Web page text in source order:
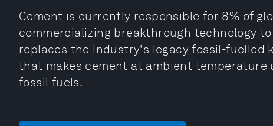
Cement is currently responsible for 8% of
commercializing breakthrough technology
replaces the industry's legacy fossil-fuelled
that makes cement at ambient
fossil fuels.